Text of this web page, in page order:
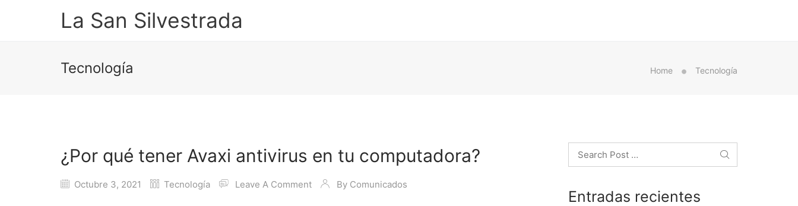
La San Silvestrada
Tecnología Home Tecnología
¿Por qué tener Avaxi antivirus en tu computadora?
Octubre 3, 2021 Tecnología Leave A Comment By Comunicados
Entradas recientes